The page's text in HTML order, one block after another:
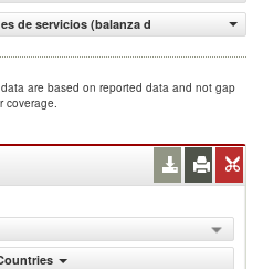
de servicios (balanza de pagos, US$ a
are based on reported data and not gap
coverage.